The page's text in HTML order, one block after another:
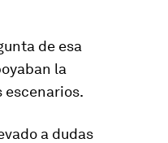
de esa
la
escenarios.
a dudas